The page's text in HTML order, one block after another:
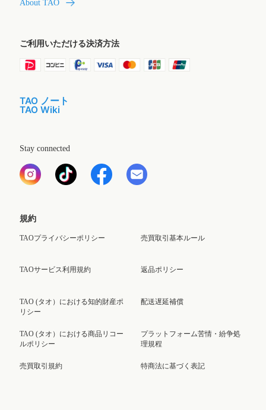
About TAO
ご利用いただける決済方法
TAO ノート
TAO Wiki
Stay connected
規約
TAOプライバシーポリシー
TAOサービス利用規約
TAO (タオ）における知的財産ポ
リシー
TAO (タオ）における商品リコー
ルポリシー
売買取引規約
売買取引基本ルール
返品ポリシー
配送遅延補償
プラットフォーム苦情・紛争処
理規程
特商法に基づく表記